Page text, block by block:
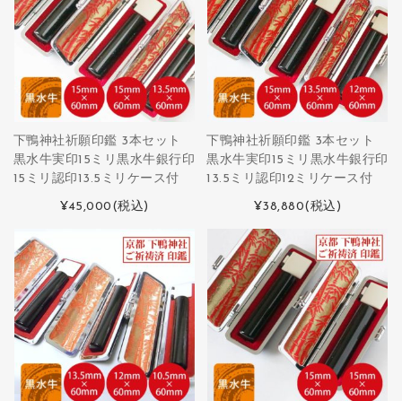
下鴨神社祈願印鑑 3本セット
黒水牛実印15ミリ黒水牛銀行印
15ミリ認印13.5ミリケース付
¥45,000 (税込)
下鴨神社祈願印鑑 3本セット
黒水牛実印15ミリ黒水牛銀行印
13.5ミリ認印12ミリケース付
¥38,880(税込)